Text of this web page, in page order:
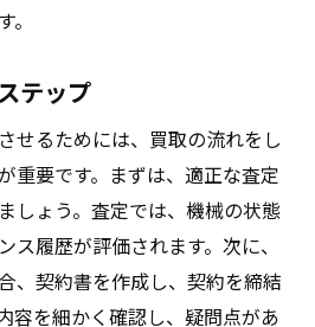
テップ
せるためには、買取の流れをし
重要です。まずは、適正な査定
しょう。査定では、機械の状態
ス履歴が評価されます。次に、
、契約書を作成し、契約を締結
容を細かく確認し、疑問点があ